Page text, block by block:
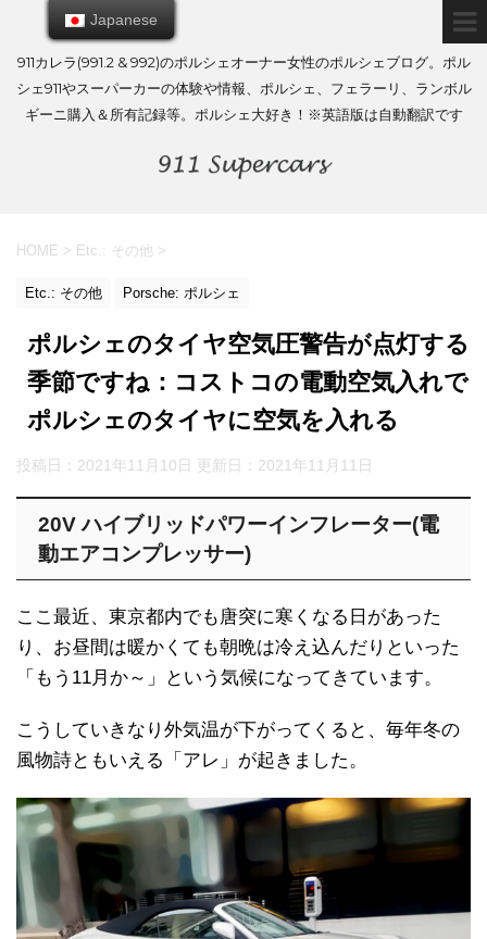
911カレラ(991.2 & 992)のポルシェオーナー女性のポルシェブログ。ポル
シェ911やスーパーカーの体験や情報、ポルシェ、フェラーリ、ランボル
ギーニ購入＆所有記録等。ポルシェ大好き！※英語版は自動翻訳です
HOME > Etc.: その他 >
Etc.: その他 Porsche: ポルシェ
ポルシェのタイヤ空気圧警告が点灯する
季節ですね：コストコの電動空気入れで
ポルシェのタイヤに空気を入れる
投稿日：2021年11月10日 更新日： 2021年11月11日
20V ハイブリッドパワーインフレーター(電
動エアコンプレッサー)
ここ最近、東京都内でも唐突に寒くなる日があった
り、お昼間は暖かくても朝晩は冷え込んだりといった
「もう11月か～」という気候になってきています。
こうしていきなり外気温が下がってくると、毎年冬の
風物詩ともいえる「アレ」が起きました。
Japanese
Japanese